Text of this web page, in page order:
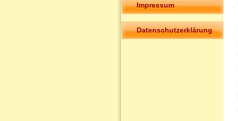
Impressum
Datenschutzerklärung